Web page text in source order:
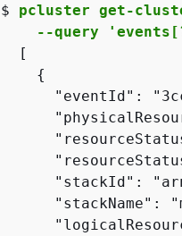
$ pcluster get-
--query
[
{
"eventId":
"stackId":
"stackName":